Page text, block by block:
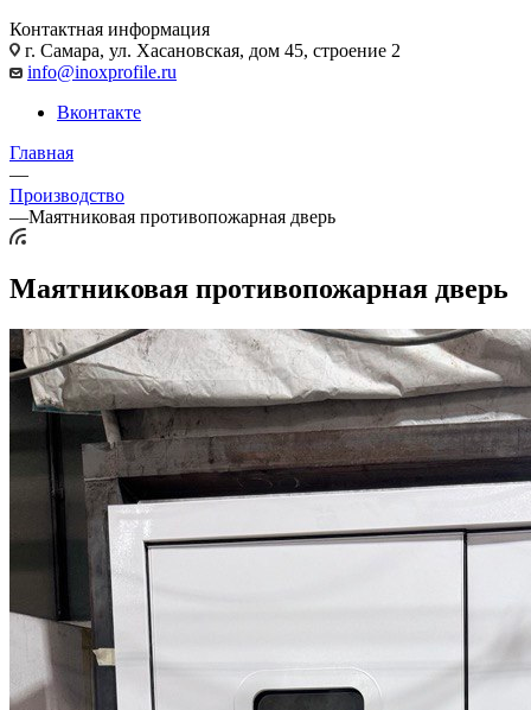
Контактная информация
г. Самара, ул. Хасановская, дом 45, строение 2
info@inoxprofile.ru
Вконтакте
Главная
—
Производство
—Маятниковая противопожарная дверь
Маятниковая противопожарная дверь